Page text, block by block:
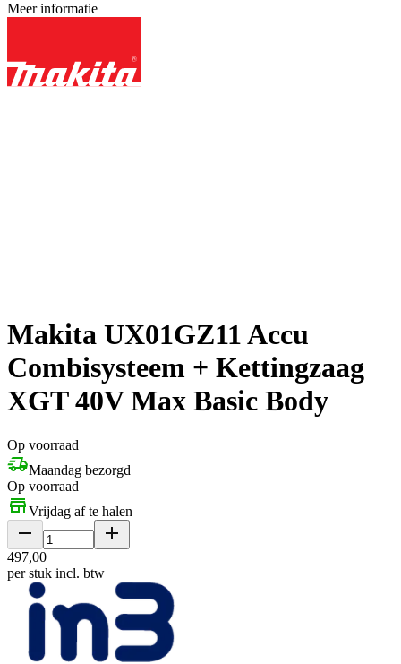
Meer informatie
Makita UX01GZ11 Accu
Combisysteem + Kettingzaag
XGT 40V Max Basic Body
Op voorraad
Maandag bezorgd
Op voorraad
Vrijdag af te halen
497,00
per stuk incl. btw